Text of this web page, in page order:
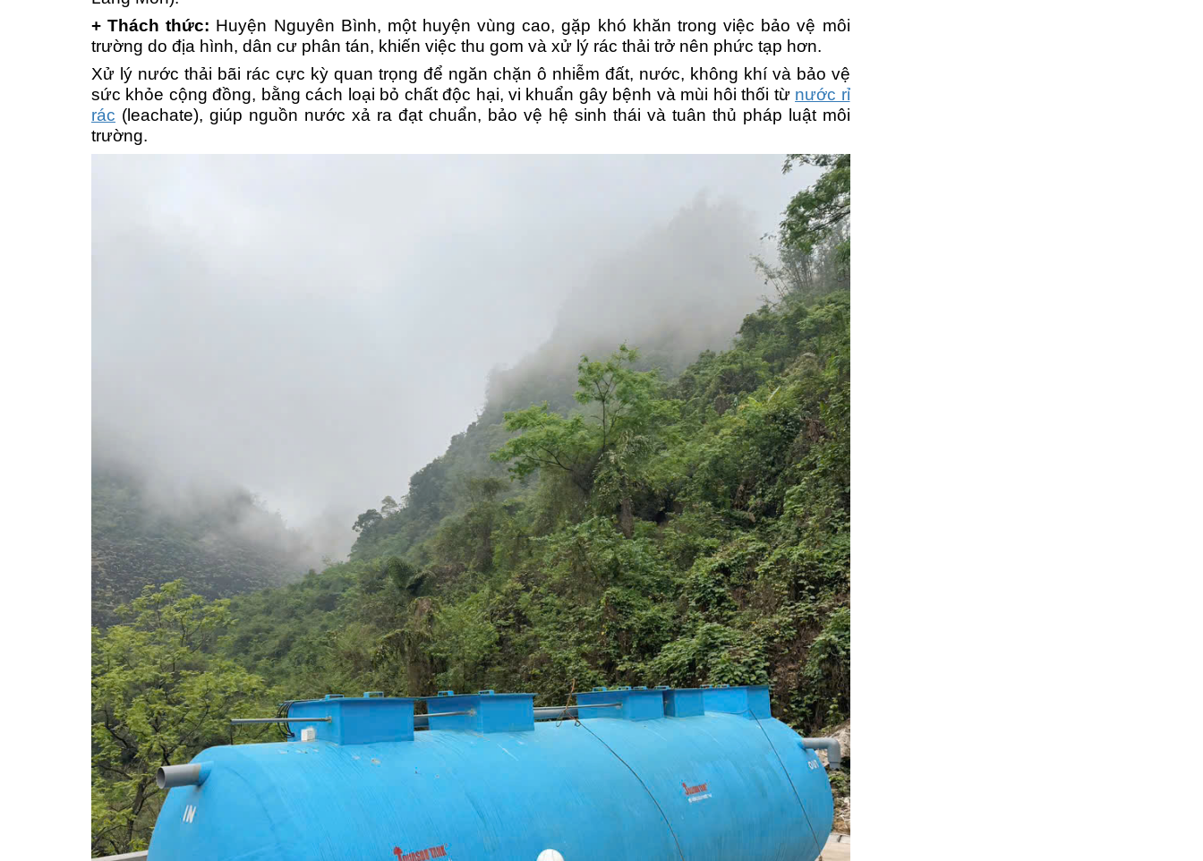
+ Thách thức: Huyện Nguyên Bình, một huyện vùng cao, gặp khó khăn trong việc bảo vệ môi
trường do địa hình, dân cư phân tán, khiến việc thu gom và xử lý rác thải trở nên phức tạp hơn.
Xử lý nước thải bãi rác cực kỳ quan trọng để ngăn chặn ô nhiễm đất, nước, không khí và bảo vệ
sức khỏe cộng đồng, bằng cách loại bỏ chất độc hại, vi khuẩn gây bệnh và mùi hôi thối từ nước rỉ
rác (leachate), giúp nguồn nước xả ra đạt chuẩn, bảo vệ hệ sinh thái và tuân thủ pháp luật môi
trường.